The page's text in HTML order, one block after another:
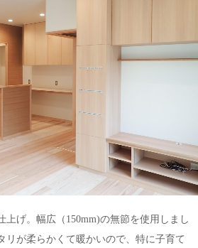
上げ。幅広（150mm)の無節を使用しまし
リが柔らかくて暖かいので、特に子育て